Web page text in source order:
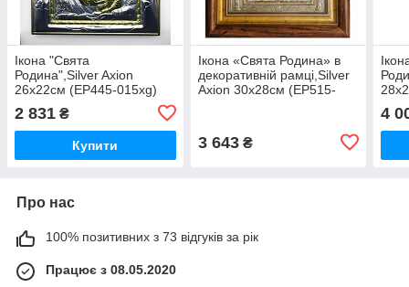
Ікона "Свята
Родина",Silver Axion
26х22см (EP445-015xg)
2 831 ₴
Купити
Ікона «Свята Родина» в
декоративній рамці,Silver
Axion 30х28см (EP515-
3 643₴
4
Про нас
100% позитивних з 73 відгуків за рік
Працює з 08.05.2020